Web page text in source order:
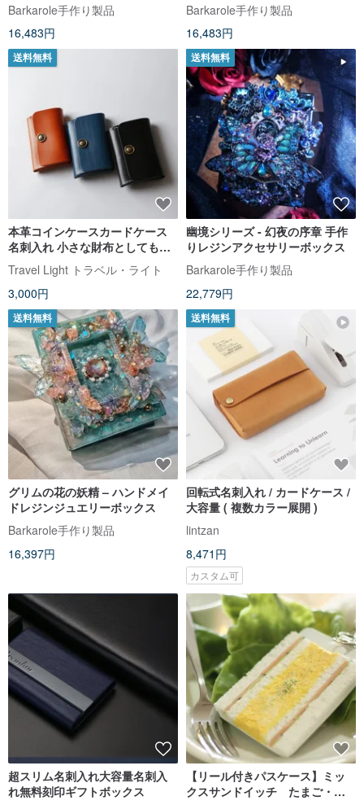
Barkarole手作り製品
16,483円
Barkarole手作り製品
16,483円
送料無料
本革コインケースカードケース
名刺入れ 小さな財布としても使
える 手縫いレザー コンパクトウ
ォレット
Travel Light トラベル・ライト
3,000円
送料無料
幽境シリーズ - 幻夜の序章 手作
りレジンアクセサリーボックス
Barkarole手作り製品
22,779円
送料無料
グリムの花の妖精 – ハンドメイ
ドレジンジュエリーボックス
Barkarole手作り製品
16,397円
送料無料
回転式名刺入れ / カードケース /
大容量 ( 複数カラー展開 )
lintzan
8,471円
カスタム可
超スリム名刺入れ大容量名刺入
れ無料刻印ギフトボックス
【リール付きパスケース】ミッ
クスサンドイッチ たまご・ハ